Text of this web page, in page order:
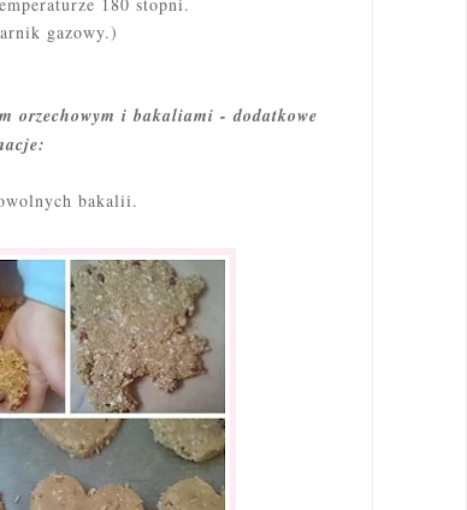
180 stopni.
gazowy.)
orzechowym i bakaliami - dodatkowe
bakalii.